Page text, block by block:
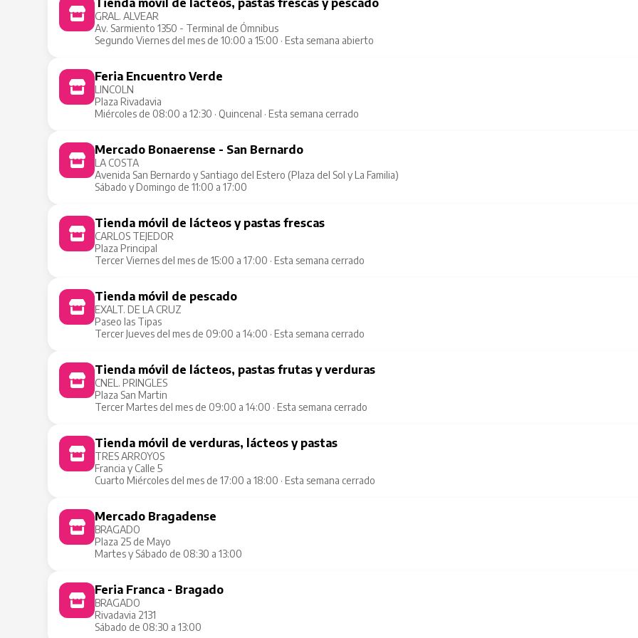
Tienda móvil de lácteos, pastas frescas y pescado
GRAL. ALVEAR
Av. Sarmiento 1350 - Terminal de Ómnibus
Segundo Viernes del mes de 10:00 a 15:00 · Esta semana abierto
Feria Encuentro Verde
LINCOLN
Plaza Rivadavia
Miércoles de 08:00 a 12:30 · Quincenal · Esta semana cerrado
Mercado Bonaerense - San Bernardo
LA COSTA
Avenida San Bernardo y Santiago del Estero (Plaza del Sol y La Familia)
Sábado y Domingo de 11:00 a 17:00
Tienda móvil de lácteos y pastas frescas
CARLOS TEJEDOR
Plaza Principal
Tercer Viernes del mes de 15:00 a 17:00 · Esta semana cerrado
Tienda móvil de pescado
EXALT. DE LA CRUZ
Paseo las Tipas
Tercer Jueves del mes de 09:00 a 14:00 · Esta semana cerrado
Tienda móvil de lácteos, pastas frutas y verduras
CNEL. PRINGLES
Plaza San Martin
Tercer Martes del mes de 09:00 a 14:00 · Esta semana cerrado
Tienda móvil de verduras, lácteos y pastas
TRES ARROYOS
Francia y Calle 5
Cuarto Miércoles del mes de 17:00 a 18:00 · Esta semana cerrado
Mercado Bragadense
BRAGADO
Plaza 25 de Mayo
Martes y Sábado de 08:30 a 13:00
Feria Franca - Bragado
BRAGADO
Rivadavia 2131
Sábado de 08:30 a 13:00